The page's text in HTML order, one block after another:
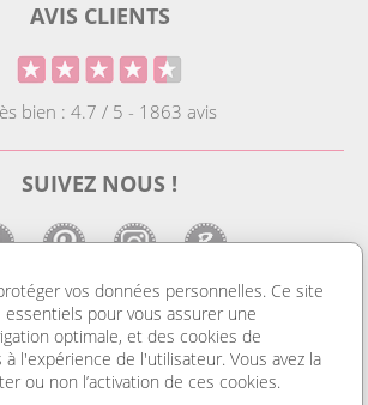
AVIS CLIENTS
bien : 4.7 / 5 - 1863 avis
SUIVEZ NOUS !
DE LA DECO MARIAGE
de la décoration mariage. Vous
de déco pas cher ainsi que des housses de
vos données personnelles. Ce site
pour vous assurer une
optimale, et des cookies de
l'expérience de l'utilisateur. Vous avez la
ou non l’activation de ces cookies.